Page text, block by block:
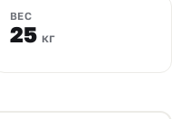
ВЕС
25 кг